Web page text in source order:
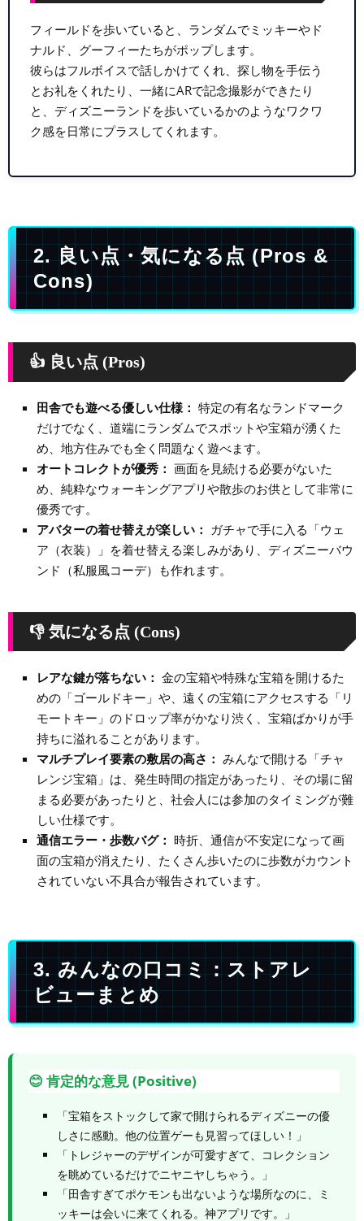
フィールドを歩いていると、ランダムでミッキーやド
ナルド、グーフィーたちがポップします。
彼らはフルボイスで話しかけてくれ、探し物を手伝う
とお礼をくれたり、一緒にARで記念撮影ができたり
と、ディズニーランドを歩いているかのようなワクワ
ク感を日常にプラスしてくれます。
2. 良い点・気になる点 (Pros &
Cons)
👍 良い点 (Pros)
田舎でも遊べる優しい仕様： 特定の有名なランドマーク
だけでなく、道端にランダムでスポットや宝箱が湧くた
め、地方住みでも全く問題なく遊べます。
オートコレクトが優秀： 画面を見続ける必要がないた
め、純粋なウォーキングアプリや散歩のお供として非常に
優秀です。
アバターの着せ替えが楽しい： ガチャで手に入る「ウェ
ア（衣装）」を着せ替える楽しみがあり、ディズニーバウ
ンド（私服風コーデ）も作れます。
👎 気になる点 (Cons)
レアな鍵が落ちない： 金の宝箱や特殊な宝箱を開けるた
めの「ゴールドキー」や、遠くの宝箱にアクセスする「リ
モートキー」のドロップ率がかなり渋く、宝箱ばかりが手
持ちに溢れることがあります。
マルチプレイ要素の敷居の高さ： みんなで開ける「チャ
レンジ宝箱」は、発生時間の指定があったり、その場に留
まる必要があったりと、社会人には参加のタイミングが難
しい仕様です。
通信エラー・歩数バグ： 時折、通信が不安定になって画
面の宝箱が消えたり、たくさん歩いたのに歩数がカウント
されていない不具合が報告されています。
3. みんなの口コミ：ストアレ
ビューまとめ
😊 肯定的な意見 (Positive)
「宝箱をストックして家で開けられるディズニーの優
しさに感動。他の位置ゲーも見習ってほしい！」
「トレジャーのデザインが可愛すぎて、コレクション
を眺めているだけでニヤニヤしちゃう。」
「田舎すぎてポケモンも出ないような場所なのに、ミ
ッキーは会いに来てくれる。神アプリです。」